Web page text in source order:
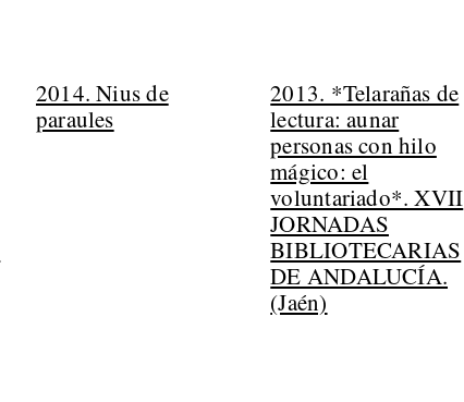
2014. Nius de
paraules
2013. *Telarañas de
lectura: aunar
personas con hilo
mágico: el
voluntariado*. XVII
JORNADAS
BIBLIOTECARIAS
DE ANDALUCÍA.
(Jaén)